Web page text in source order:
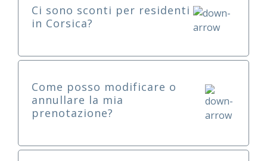
Ci sono sconti per residenti
in Corsica?
Come posso modificare o
annullare la mia
prenotazione?